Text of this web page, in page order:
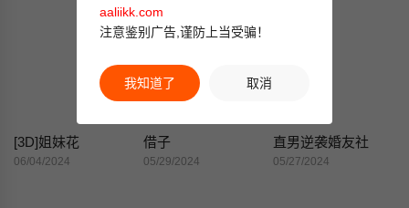
[3D]姐妹花
06/04/2024
借子
05/29/2024
直男逆袭婚友社
05/27/2024
aaliikk.com
注意鉴别广告,谨防上当受骗！
我知道了 取消